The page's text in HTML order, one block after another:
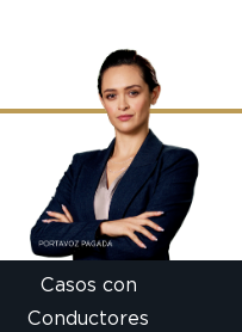
Casos con
Conductores